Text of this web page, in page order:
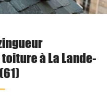
à La Lande-